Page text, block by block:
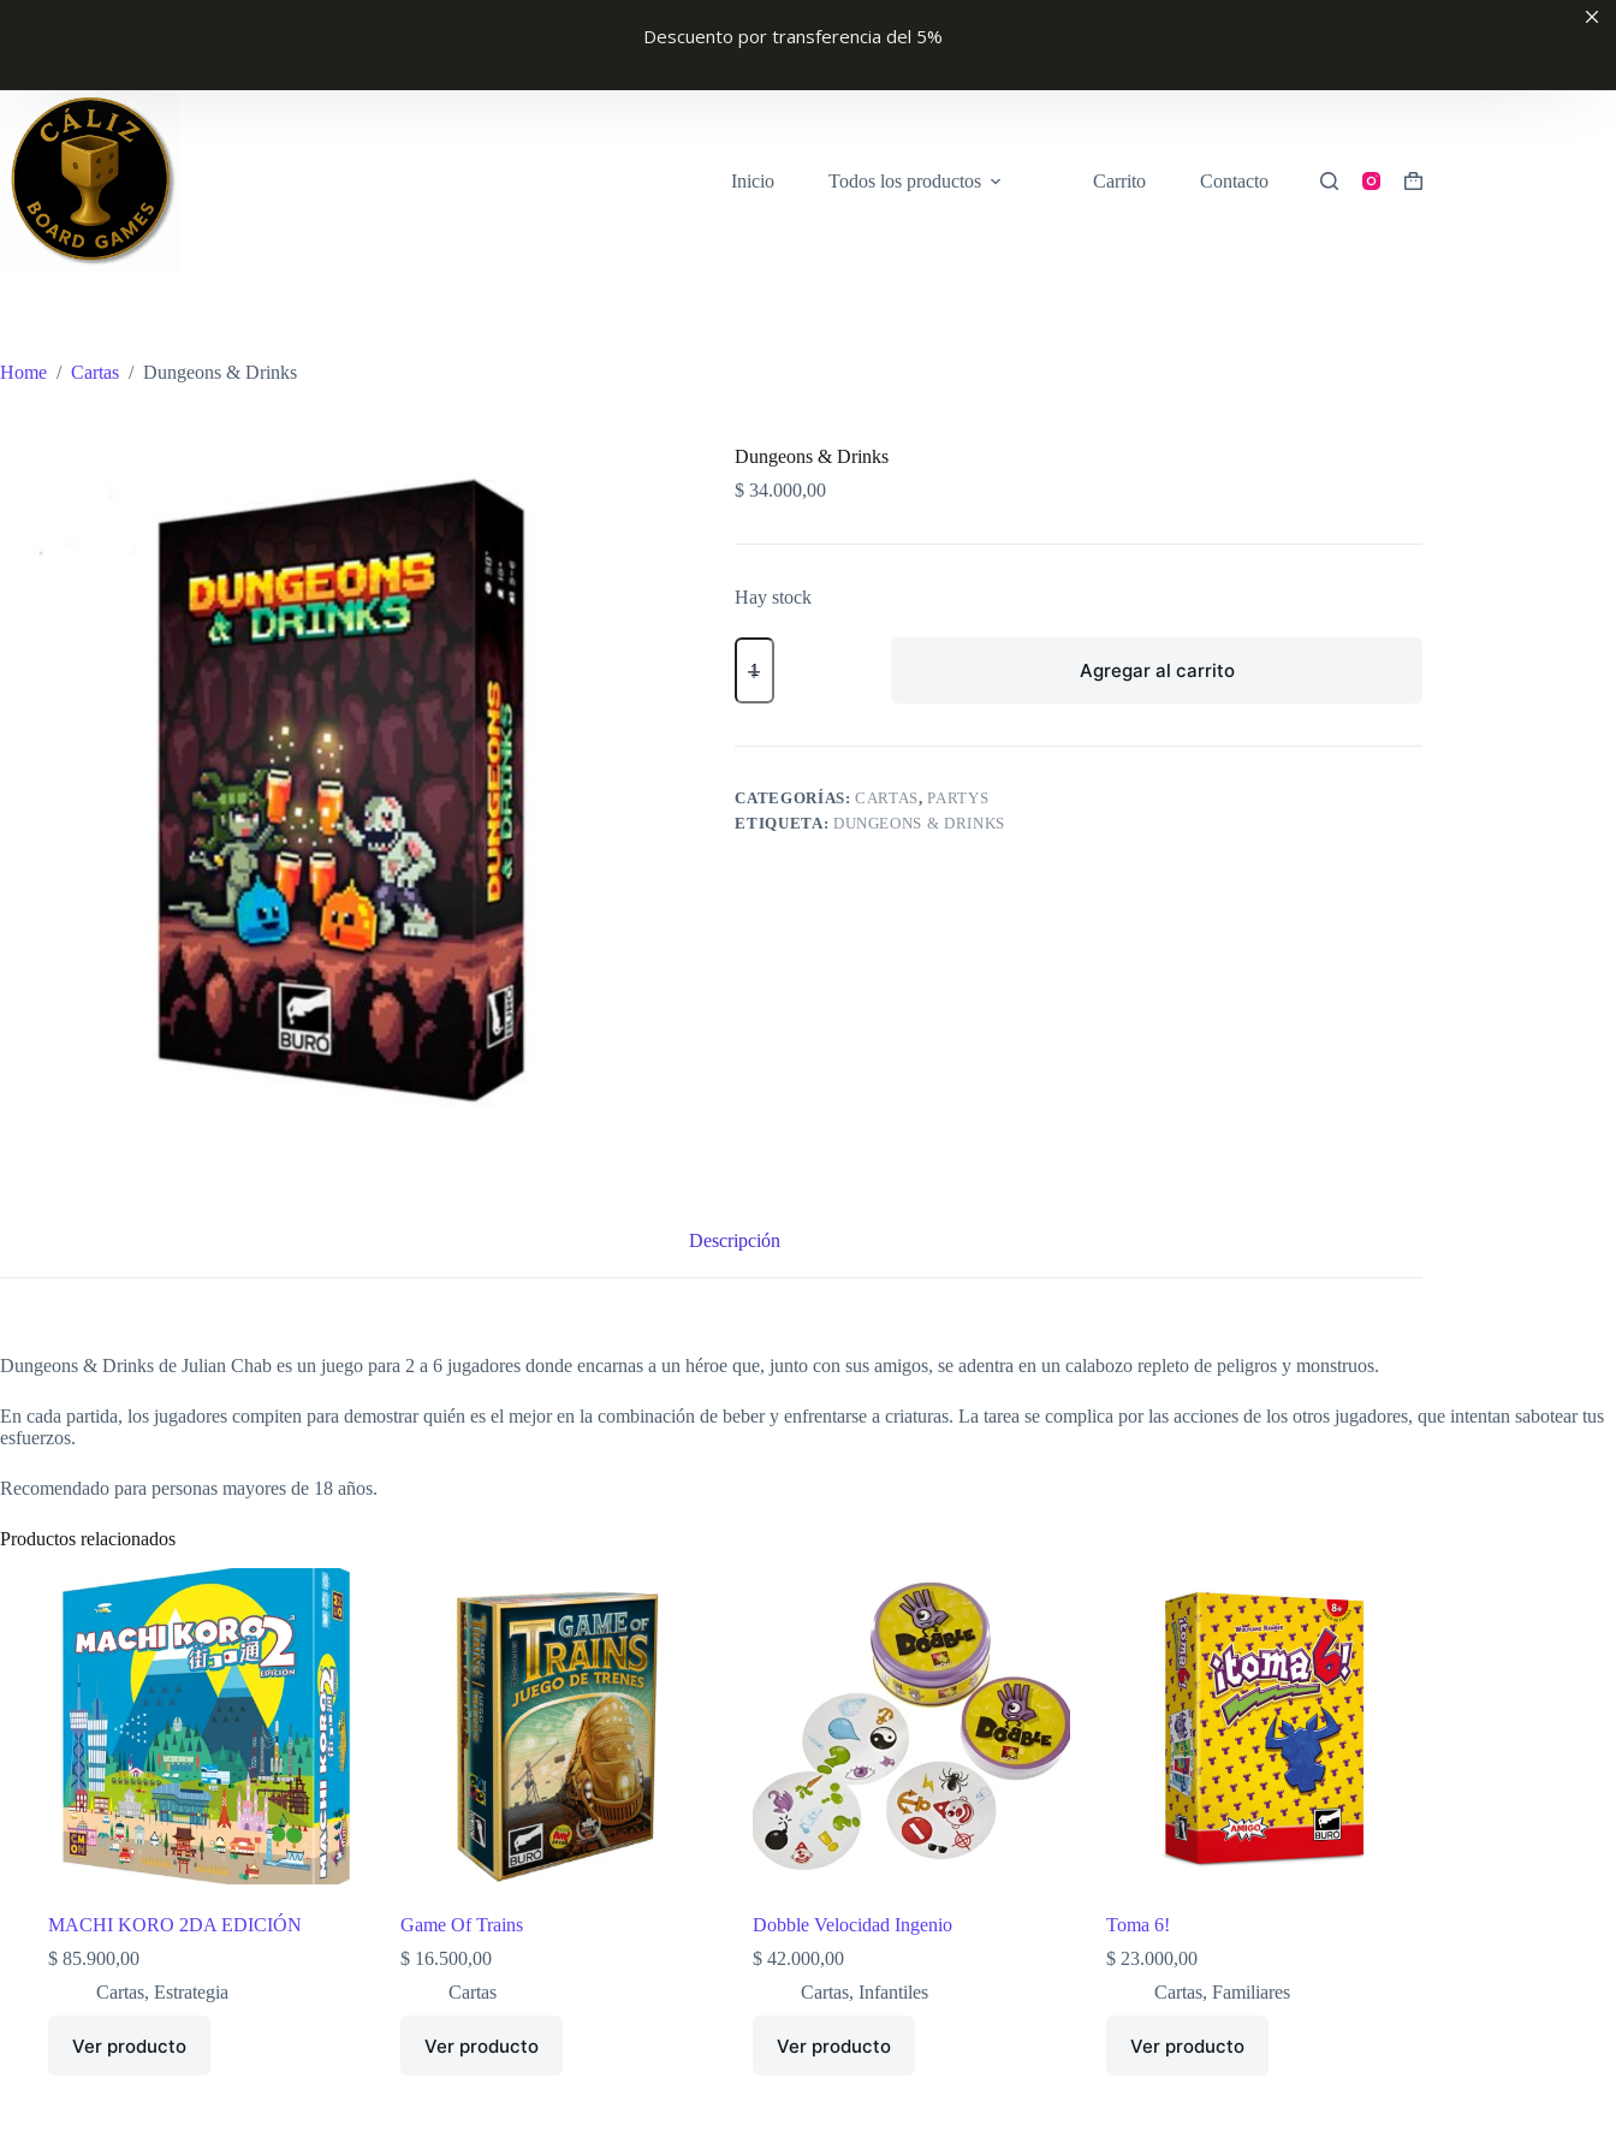
Descuento por transferencia del 5%
content
Inicio
Todos los productos Carrito Contacto
Shopping
Home / Cartas / Dungeons & Drinks
Dungeons & Drinks
$ 34.000,00
Hay stock
Dungeons
&
cantidad
Agregar al carrito
CATEGORÍAS:CARTAS,PARTYS
ETIQUETA: DUNGEONS & DRINKS
Descripción
Dungeons & Drinks de Julian Chab es un juego para 2 a 6 jugadores donde encarnas a un héroe que, junto con sus amigos, se adentra en un calabozo repleto de peligros y monstruos.
En cada partida, los jugadores compiten para demostrar quién es el mejor en la combinación de beber y enfrentarse a criaturas. La tarea se complica por las acciones de los otros jugadores, que intentan sabotear tus
esfuerzos.
Recomendado para personas mayores de 18 años.
Productos relacionados
MACHI KORO 2DA EDICIÓN
$ 85.900,00
Cartas, Estrategia
Ver producto
Game Of Trains
$ 16.500,00
Cartas
Ver producto
Dobble Velocidad Ingenio
$ 42.000,00
Cartas,Infantiles
Ver producto
Toma 6!
$23.000,00
Cartas, Familiares
Ver producto